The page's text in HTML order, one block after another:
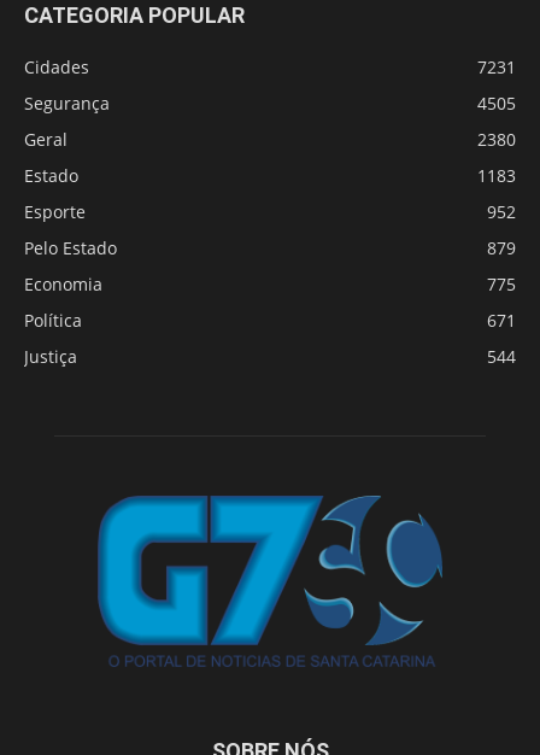
CATEGORIA POPULAR
Cidades
7231
Segurança
4505
Geral
2380
Estado
1183
Esporte
952
Pelo Estado
879
Economia
775
Política
671
Justiça
544